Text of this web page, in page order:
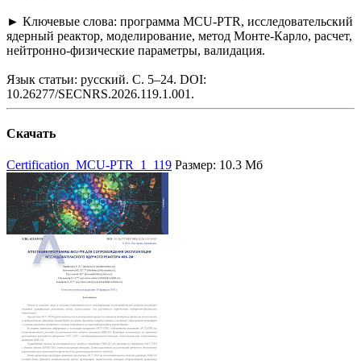
► Ключевые слова: программа MCU-PTR, исследовательский
ядерный реактор, моделирование, метод Монте-Карло, расчет,
нейтронно-физические параметры, валидация.
Язык статьи: русский. С. 5–24. DOI:
10.26277/SECNRS.2026.119.1.001.
Скачать
Certification_MCU-PTR_1_119 Размер: 10.3 Мб